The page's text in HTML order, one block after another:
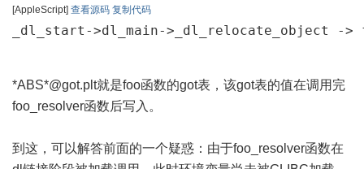
[AppleScript] 查看源码 复制代码
_dl_start->dl_main->_dl_relocate_object ->
*ABS*@got.plt就是foo函数的got表，该got表的值在调用完
foo_resolver函数后写入。
到这，可以解答前面的一个疑惑：由于foo_resolver函数在